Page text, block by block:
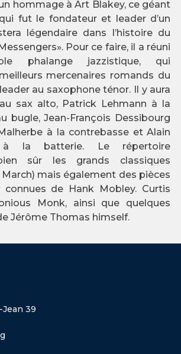
hommage à Art Blakey, ce géant
fut le fondateur et leader d’un
légendaire dans l’histoire du
Pour ce faire, il a réuni
phalange jazzistique, qui
mercenaires romands du
au saxophone ténor. Il y aura
sax alto, Patrick Lehmann à la
bugle, Jean-François Dessibourg
à la contrebasse et Alain
à la batterie. Le répertoire
sûr les grands classiques
March) mais également des pièces
de Hank Mobley. Curtis
Monk, ainsi que quelques
Jérôme Thomas himself.
39